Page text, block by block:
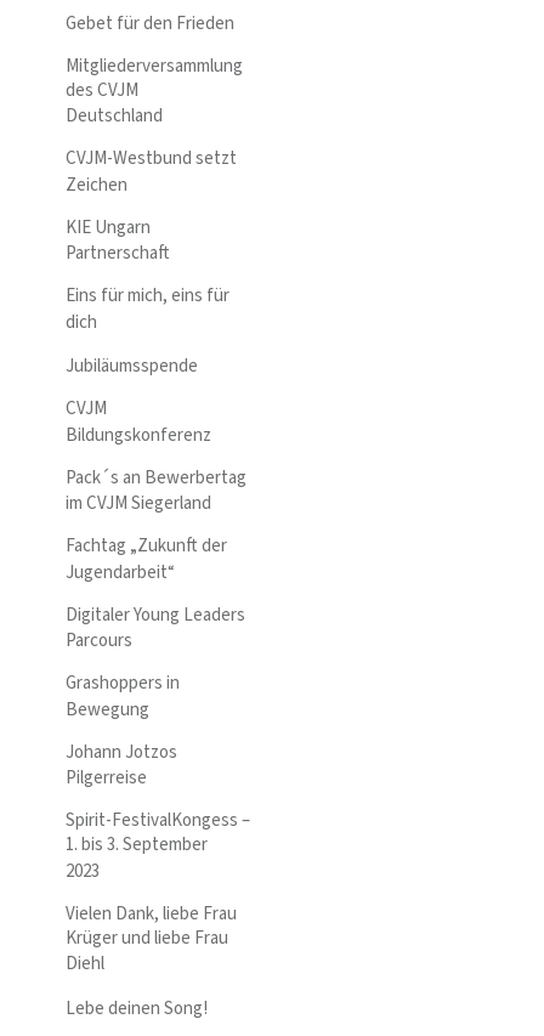
Gebet für den Frieden
Mitgliederversammlung
des CVJM
Deutschland
CVJM-Westbund setzt
Zeichen
KIE Ungarn
Partnerschaft
Eins für mich, eins für
dich
Jubiläumsspende
CVJM
Bildungskonferenz
Pack´s an Bewerbertag
im CVJM Siegerland
Fachtag „Zukunft der
Jugendarbeit“
Digitaler Young Leaders
Parcours
Grashoppers in
Bewegung
Johann Jotzos
Pilgerreise
Spirit-FestivalKongess –
1. bis 3. September
2023
Vielen Dank, liebe Frau
Krüger und liebe Frau
Diehl
Lebe deinen Song!